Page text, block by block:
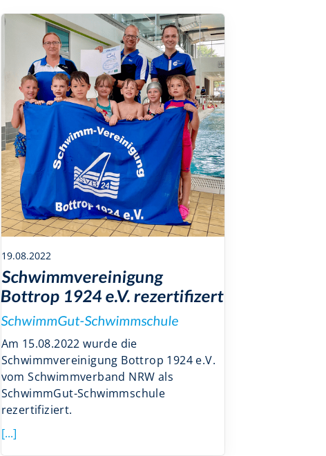
19.08.2022
Schwimmvereinigung
Bottrop 1924 e.V. rezertifizert
SchwimmGut-Schwimmschule
Am 15.08.2022 wurde die
Schwimmvereinigung Bottrop 1924 e.V.
vom Schwimmverband NRW als
SchwimmGut-Schwimmschule
rezertifiziert.
[...]